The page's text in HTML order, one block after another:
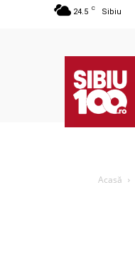
24.5 C Sibiu
Acasă